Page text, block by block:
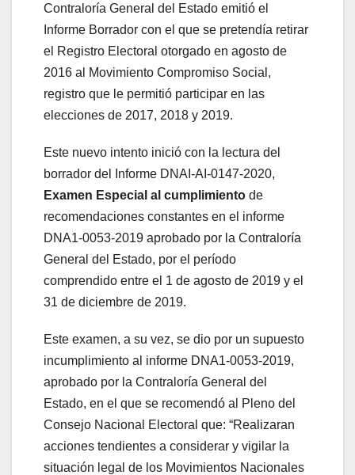
Contraloría General del Estado emitió el
Informe Borrador con el que se pretendía retirar
el Registro Electoral otorgado en agosto de
2016 al Movimiento Compromiso Social,
registro que le permitió participar en las
elecciones de 2017, 2018 y 2019.
Este nuevo intento inició con la lectura del
borrador del Informe DNAI-AI-0147-2020,
Examen Especial al cumplimiento de
recomendaciones constantes en el informe
DNA1-0053-2019 aprobado por la Contraloría
General del Estado, por el período
comprendido entre el 1 de agosto de 2019 y el
31 de diciembre de 2019.
Este examen, a su vez, se dio por un supuesto
incumplimiento al informe DNA1-0053-2019,
aprobado por la Contraloría General del
Estado, en el que se recomendó al Pleno del
Consejo Nacional Electoral que: “Realizaran
acciones tendientes a considerar y vigilar la
situación legal de los Movimientos Nacionales